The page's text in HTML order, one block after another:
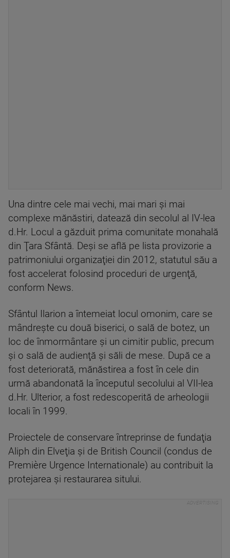
Una dintre cele mai vechi, mai mari şi mai
complexe mănăstiri, datează din secolul al IV-lea
d.Hr. Locul a găzduit prima comunitate monahală
din Ţara Sfântă. Deşi se află pe lista provizorie a
patrimoniului organizaţiei din 2012, statutul său a
fost accelerat folosind proceduri de urgenţă,
conform News.
Sfântul Ilarion a întemeiat locul omonim, care se
mândreşte cu două biserici, o sală de botez, un
loc de înmormântare şi un cimitir public, precum
şi o sală de audienţă şi săli de mese. După ce a
fost deteriorată, mănăstirea a fost în cele din
urmă abandonată la începutul secolului al VII-lea
d.Hr. Ulterior, a fost redescoperită de arheologii
locali în 1999.
Proiectele de conservare întreprinse de fundaţia
Aliph din Elveţia şi de British Council (condus de
Première Urgence Internationale) au contribuit la
protejarea şi restaurarea sitului.